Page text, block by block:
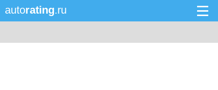
autorating.ru